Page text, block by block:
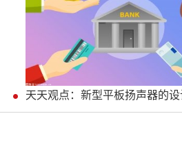
天天观点：新型平板扬声器的设